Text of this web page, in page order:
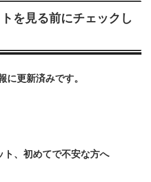
を見る前にチェックし
に更新済みです。
、初めてで不安な方へ